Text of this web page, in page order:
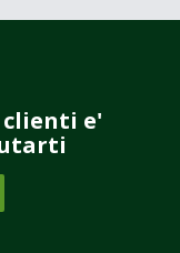
clienti e'